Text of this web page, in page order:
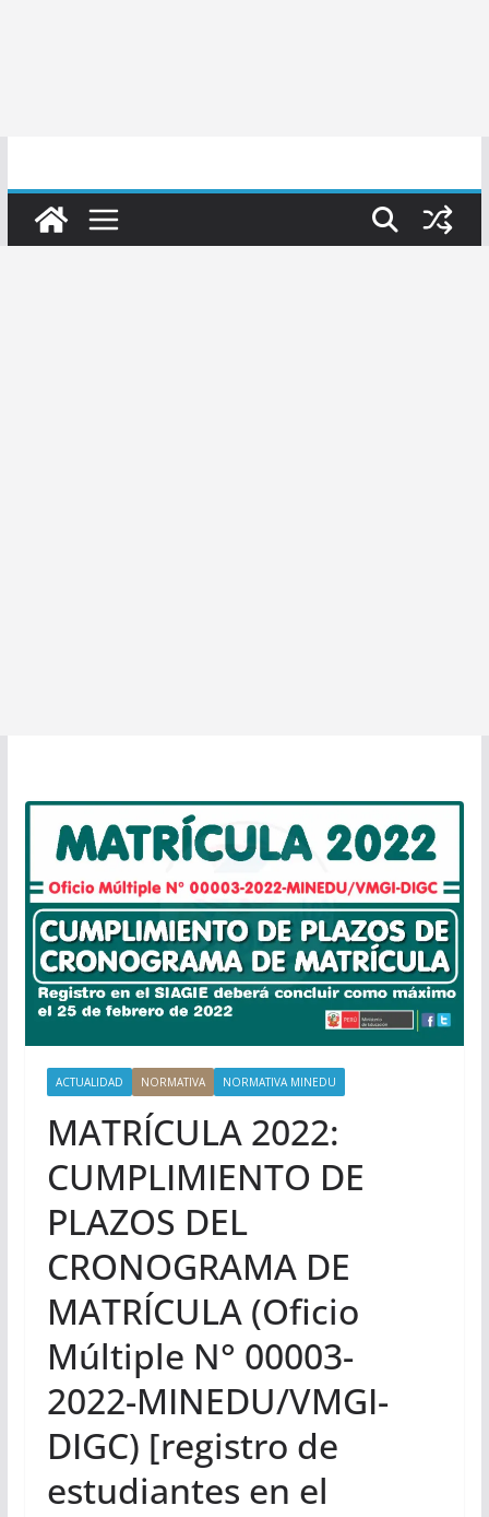
ACTUALIDAD NORMATIVA NORMATIVA MINEDU
MATRÍCULA 2022:
CUMPLIMIENTO DE
PLAZOS DEL
CRONOGRAMA DE
MATRÍCULA (Oficio
Múltiple N° 00003-
2022-MINEDU/VMGI-
DIGC) [registro de
estudiantes en el